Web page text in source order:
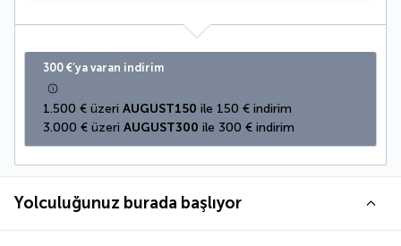
300 €’ya varan indirim
1.500 € üzeri AUGUST150 ile 150 € indirim
3.000 € üzeri AUGUST300 ile 300 € indirim
Yolculuğunuz burada başlıyor